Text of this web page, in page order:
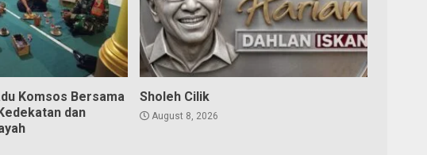
Komsos Bersama
dan
Sholeh Cilik
August 8, 2026